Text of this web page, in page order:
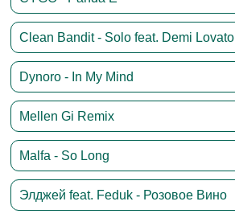
Clean Bandit - Solo feat. Demi Lovato
Dynoro - In My Mind
Mellen Gi Remix
Malfa - So Long
Элджей feat. Feduk - Розовое Вино